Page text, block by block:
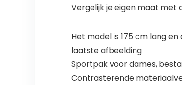
Vergelijk je eigen maat
Het model is 175 cm lang
laatste afbeelding
Sportpak voor dames,
Contrasterende